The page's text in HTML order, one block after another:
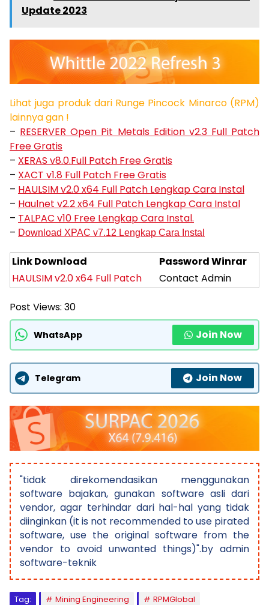
Update 2023
Lihat juga produk dari Runge Pincock Minarco (RPM)
lainnya gan !
– RESERVER Open Pit Metals Edition v2.3 Full Patch
Free Gratis
– XERAS v8.0.Full Patch Free Gratis
– XACT v1.8 Full Patch Free Gratis
– HAULSIM v2.0 x64 Full Patch Lengkap Cara Instal
– Haulnet v2.2 x64 Full Patch Lengkap Cara Instal
– TALPAC v10 Free Lengkap Cara Instal.
– Download XPAC v7.12 Lengkap Cara Instal
Link Download
Password Winrar
HAULSIM v2.0 x64 Full Patch
Contact Admin
Post Views: 30
WhatsApp Join Now
Telegram Join Now
"tidak direkomendasikan menggunakan
software bajakan, gunakan software asli dari
vendor, agar terhindar dari hal-hal yang tidak
diinginkan (it is not recommended to use pirated
software, use the original software from the
vendor to avoid unwanted things)".by admin
software-teknik
Tag: Mining Engineering RPMGlobal